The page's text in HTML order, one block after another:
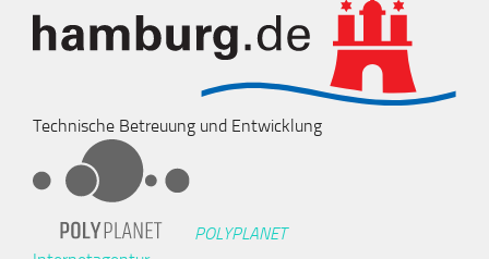
Technische Betreuung und Entwicklung
POLYPLANET